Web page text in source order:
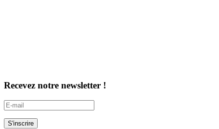
Recevez notre newsletter !